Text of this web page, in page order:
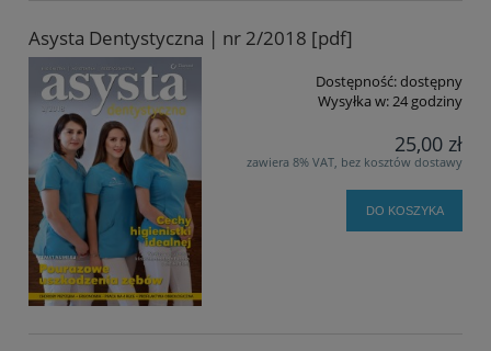
Asysta Dentystyczna | nr 2/2018 [pdf]
Dostępność:dostępny
Wysyłka w:24 godziny
25,00 zł
zawiera 8% VAT, bez kosztów dostawy
DO KOSZYKA